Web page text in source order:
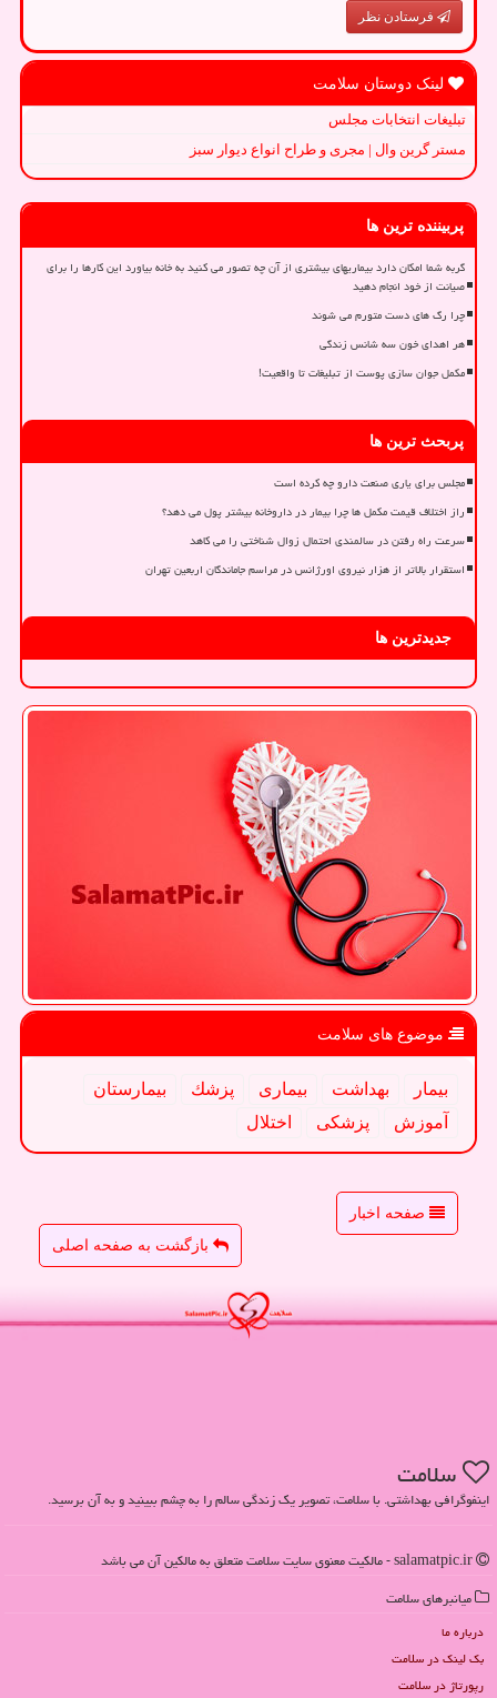
فرستادن نظر
لینک دوستان سلامت
تبلیغات انتخابات مجلس
مستر گرین وال | مجری و طراح انواع دیوار سبز
پربیننده ترین ها
گربه شما امکان دارد بیماریهای بیشتری از آن چه تصور می کنید به خانه بیاورد این کارها را برای
صیانت از خود انجام دهید
چرا رگ های دست متورم می شوند
هر اهدای خون سه شانس زندگی
مکمل جوان سازی پوست از تبلیغات تا واقعیت!
پربحث ترین ها
مجلس برای یاری صنعت دارو چه کرده است
راز اختلاف قیمت مکمل ها چرا بیمار در داروخانه بیشتر پول می دهد؟
سرعت راه رفتن در سالمندی احتمال زوال شناختی را می کاهد
استقرار بالاتر از هزار نیروی اورژانس در مراسم جاماندگان اربعین تهران
جدیدترین ها
موضوع های سلامت
بیمار بهداشت بیماری پزشك
بیمارستان
آموزش
پزشكی اختلال
صفحه اخبار
بازگشت به صفحه اصلی
سلامت
اینفوگرافی بهداشتی. با سلامت، تصویر یک زندگی سالم را به چشم ببینید و به آن برسید.
میانبرهای سلامت
درباره ما
بک لینک در سلامت
رپورتاژ در سلامت